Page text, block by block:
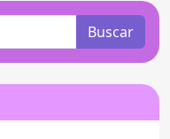
Buscar